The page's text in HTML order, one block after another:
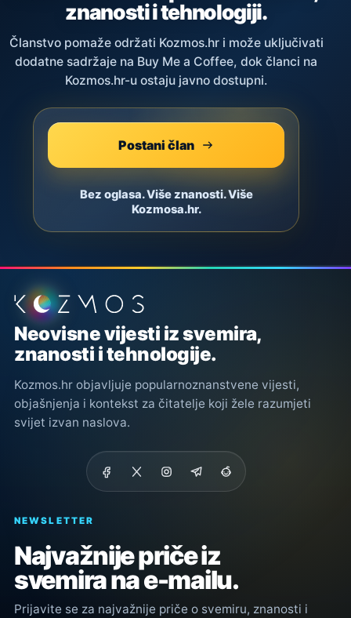
znanosti i tehnologiji.
Članstvo pomaže održati Kozmos.hr i može uključivati
dodatne sadržaje na Buy Me a Coffee, dok članci na
Kozmos.hr-u ostaju javno dostupni.
Postani član
Bez oglasa. Više znanosti. Više
Kozmosa.hr.
Podnožje stranice
Neovisne vijesti iz svemira,
znanosti i tehnologije.
Kozmos.hr objavljuje popularnoznanstvene vijesti,
objašnjenja i kontekst za čitatelje koji žele razumjeti
svijet izvan naslova.
NEWSLETTER
Najvažnije priče iz
svemira na e-mailu.
Prijavite se za najvažnije priče o svemiru, znanosti i